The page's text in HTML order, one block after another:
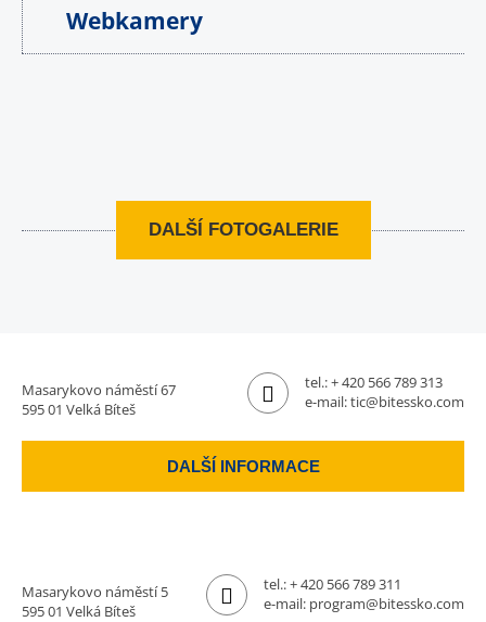
Webkamery
DALŠÍ FOTOGALERIE
Masarykovo náměstí 67
595 01 Velká Bíteš
tel.:+ 420 566 789 313
e-mail:tic@bitessko.com
DALŠÍ INFORMACE
Masarykovo náměstí 5
595 01 Velká Bíteš
tel.:+ 420 566 789 311
e-mail: program@bitessko.com